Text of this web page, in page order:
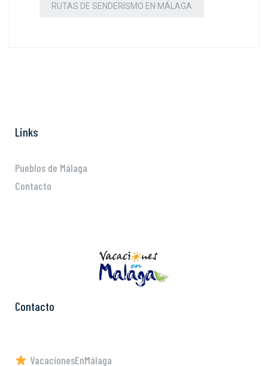
RUTAS DE SENDERISMO EN MÁLAGA
Links
Pueblos de Málaga
Contacto
Contacto
VacacionesEnMálaga